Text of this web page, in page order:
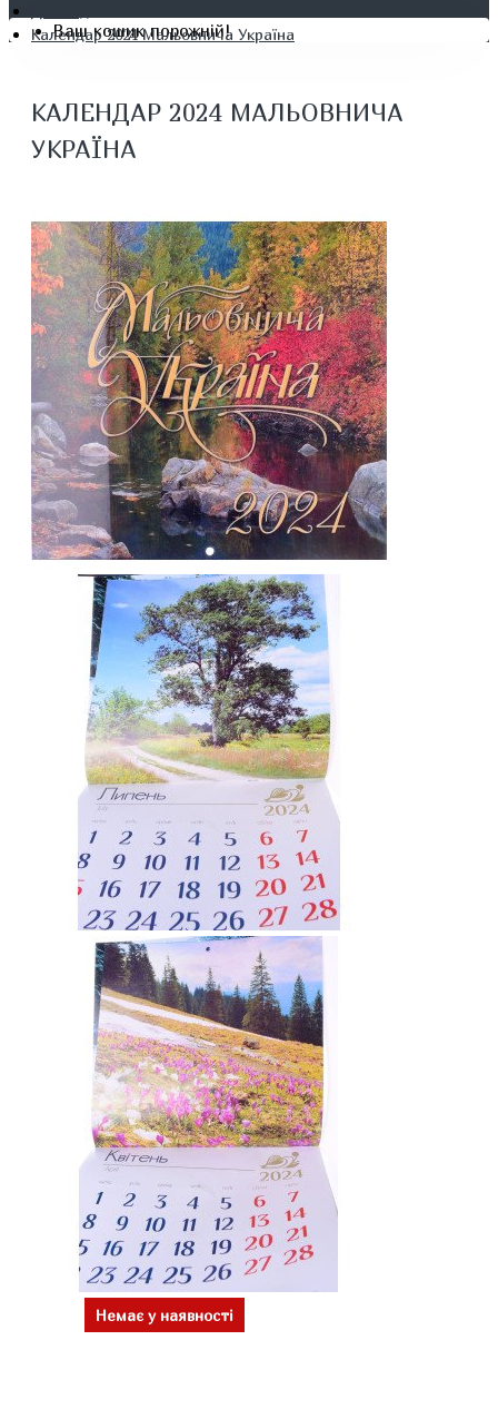
Ваш кошик порожній!
Календар 2024 Мальовнича Україна
КАЛЕНДАР 2024 МАЛЬОВНИЧА
УКРАЇНА
Немає у наявності